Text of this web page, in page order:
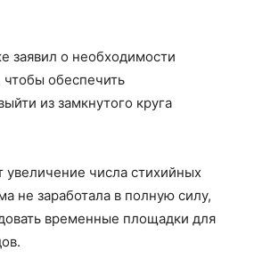
заявил о необходимости
обеспечить
из замкнутого круга
увеличение числа стихийных
не заработала в полную силу,
временные площадки для